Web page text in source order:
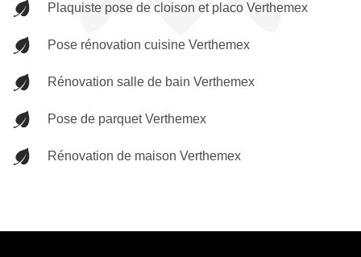
Plaquiste pose de cloison et placo Verthemex
Pose rénovation cuisine Verthemex
Rénovation salle de bain Verthemex
Pose de parquet Verthemex
Rénovation de maison Verthemex